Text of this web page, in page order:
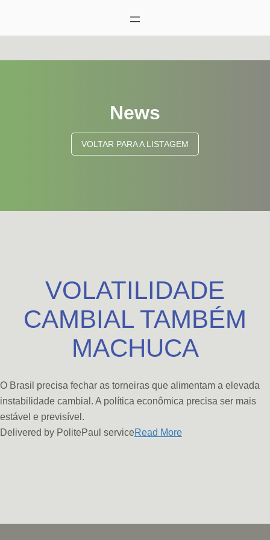
News
VOLTAR PARA A LISTAGEM
VOLATILIDADE
CAMBIAL TAMBÉM
MACHUCA
O Brasil precisa fechar as torneiras que alimentam a elevada
instabilidade cambial. A política econômica precisa ser mais
estável e previsível.
Delivered by PolitePaul service​Read More